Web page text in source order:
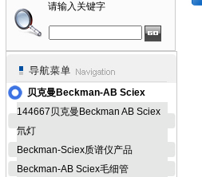
请输入关键字
贝克曼Beckman-AB Sciex
144667贝克曼Beckman AB Sciex
氘灯
Beckman-Sciex质谱仪产品
Beckman-AB Sciex毛细管